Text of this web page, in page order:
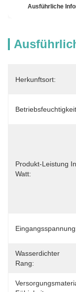
Ausführliche
Herkunftsort:
Produkt-Leistung In
Watt:
Wasserdichter
Rang: